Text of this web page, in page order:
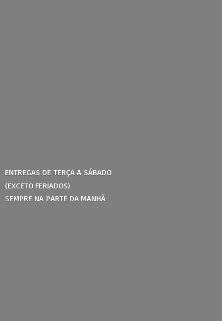
ENTREGAS DE TERÇA A SÁBADO
(EXCETO FERIADOS)
SEMPRE NA PARTE DA MANHÃ